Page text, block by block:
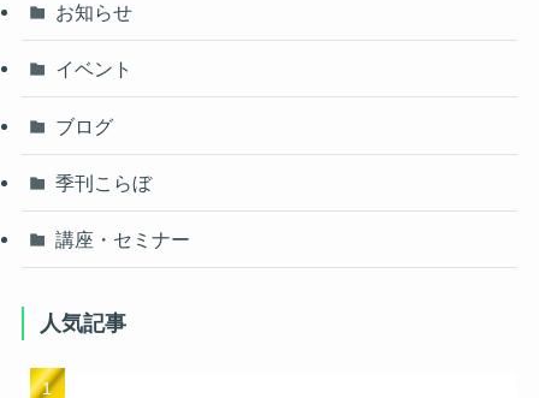
お知らせ
イベント
ブログ
季刊こらぼ
講座・セミナー
人気記事